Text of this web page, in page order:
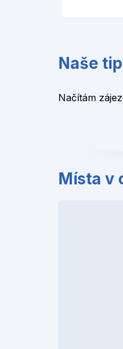
Naše
Načítám
Místa v